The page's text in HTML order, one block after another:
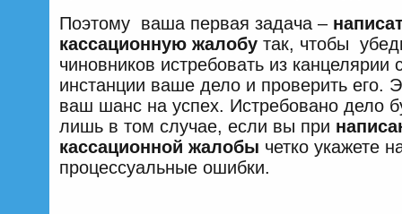
Поэтому ваша первая задача –
кассационную жалобу так, чтобы
чиновников истребовать из канцелярии
инстанции ваше дело и проверить его.
ваш шанс на успех. Истребовано дело
лишь в том случае, если вы при
кассационной жалобы четко укажете
процессуальные